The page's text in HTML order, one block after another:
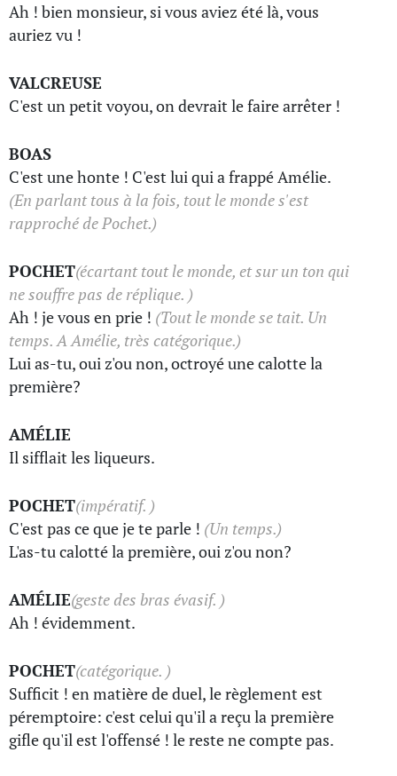
Ah ! bien monsieur, si vous aviez été là, vous
auriez vu !
VALCREUSE
C'est un petit voyou, on devrait le faire arrêter !
BOAS
C'est une honte ! C'est lui qui a frappé Amélie.
(En parlant tous à la fois, tout le monde s'est
rapproché de Pochet.)
POCHET(écartant tout le monde, et sur un ton qui
ne souffre pas de réplique. )
Ah ! je vous en prie ! (Tout le monde se tait. Un
temps. A Amélie, très catégorique.)
Lui as-tu, oui z'ou non, octroyé une calotte la
première?
AMÉLIE
Il sifflait les liqueurs.
POCHET(impératif. )
C'est pas ce que je te parle ! (Un temps.)
L'as-tu calotté la première, oui z'ou non?
AMÉLIE(geste des bras évasif. )
Ah ! évidemment.
POCHET(catégorique. )
Sufficit ! en matière de duel, le règlement est
péremptoire: c'est celui qu'il a reçu la première
gifle qu'il est l'offensé ! le reste ne compte pas.